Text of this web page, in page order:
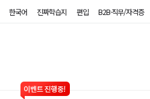
한국어 진짜학습지 편입 B2B·직무/자격증